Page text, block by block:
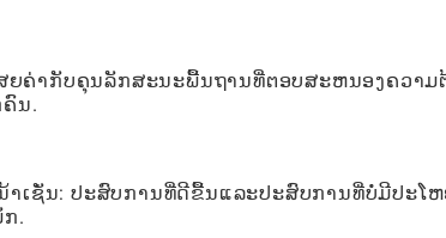
ຍຄ່າກັບຄຸນລັກສະນະພື້ນຖານທີ່ຕອບສະຫນອງຄວາມ
ຄົນ.
າເຊັ່ນ: ປະສົບການທີ່ດີຂື້ນແລະປະສົບການທີ່ບໍ່ມີປະ
.